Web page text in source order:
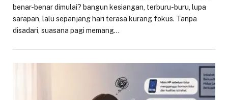
benar-benar dimulai? bangun kesiangan, terburu-buru, lupa
sarapan, lalu sepanjang hari terasa kurang fokus. Tanpa
disadari, suasana pagi memang…